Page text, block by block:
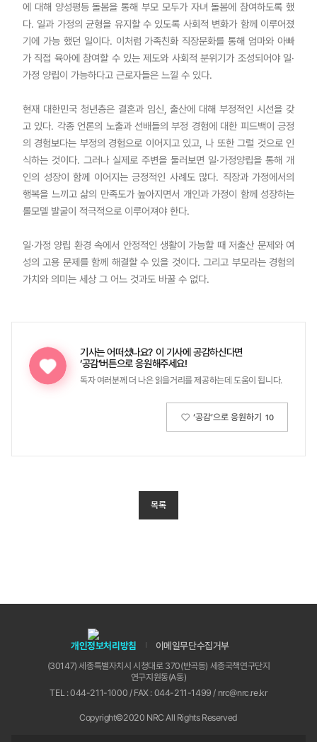
에 대해 양성평등 돌봄을 통해 부모 모두가 자녀 돌봄에 참여하도록 했
다. 일과 가정의 균형을 유지할 수 있도록 사회적 변화가 함께 이루어졌
기에 가능 했던 일이다. 이처럼 가족친화 직장문화를 통해 엄마와 아빠
가 직접 육아에 참여할 수 있는 제도와 사회적 분위기가 조성되어야 일·
가정 양립이 가능하다고 근로자들은 느낄 수 있다.
현재 대한민국 청년층은 결혼과 임신, 출산에 대해 부정적인 시선을 갖
고 있다. 각종 언론의 노출과 선배들의 부정 경험에 대한 피드백이 긍정
의 경험보다는 부정의 경험으로 이어지고 있고, 나 또한 그럴 것으로 인
식하는 것이다. 그러나 실제로 주변을 둘러보면 일·가정양립을 통해 개
인의 성장이 함께 이어지는 긍정적인 사례도 많다. 직장과 가정에서의
행복을 느끼고 삶의 만족도가 높아지면서 개인과 가정이 함께 성장하는
롤모델 발굴이 적극적으로 이루어져야 한다.
일·가정 양립 환경 속에서 안정적인 생활이 가능할 때 저출산 문제와 여
성의 고용 문제를 함께 해결할 수 있을 것이다. 그리고 부모라는 경험의
가치와 의미는 세상 그 어느 것과도 바꿀 수 없다.
기사는 어떠셨나요? 이 기사에 공감하신다면
‘공감’버튼으로 응원해주세요!
독자 여러분께 더 나은 읽을거리를 제공하는데 도움이 됩니다.
‘공감’으로 응원하기 10
목록
개인정보처리방침 이메일무단수집거부
(30147) 세종특별자치시 시청대로 370(반곡동) 세종국책연구단지
연구지원동(A동)
TEL : 044-211-1000 / FAX : 044-211-1499 / nrc@nrc.re.kr
Copyright©2020 NRC All Rights Reserved